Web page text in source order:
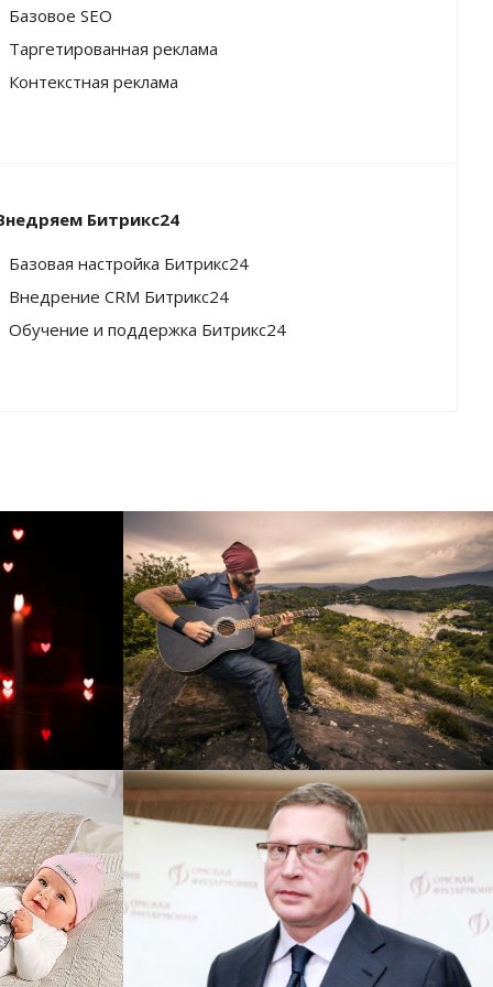
Базовое SEO
Таргетированная реклама
Контекстная реклама
Битрикс24
Базовая настройка Битрикс24
Внедрение CRM Битрикс24
Обучение и поддержка Битрикс24
Перевод интернет-магазина
Guitaramania.ru на 1С-
Битрикс
Смотреть проект
Сайт кандидата в
губернаторы Буркова
Александра Леонидовича